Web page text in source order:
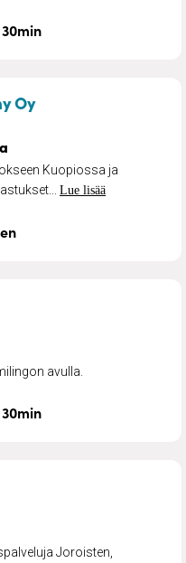
Oy– Hammashoito
Kuopiossa ja
Lue lisää
avulla.
Joroisten,